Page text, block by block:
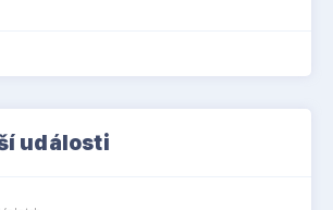
události